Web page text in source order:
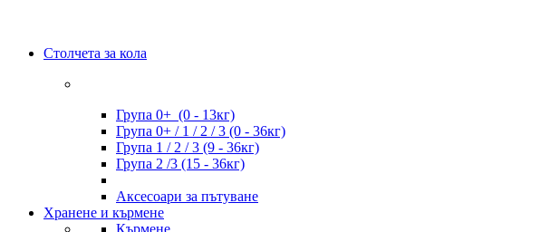
Столчета за кола
Група 0+ (0 - 13кг)
Група 0+ / 1 / 2 / 3 (0 - 36кг)
Група 1 / 2 / 3 (9 - 36кг)
Група 2 /3 (15 - 36кг)
Аксесоари за пътуване
Хранене и кърмене
Кърмене